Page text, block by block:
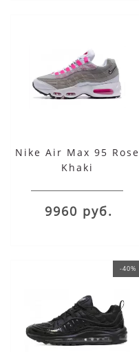
Nike Air Max 95 Rose
Khaki
9960 руб.
-40%